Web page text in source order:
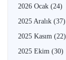
2026 Ocak (24)
2025 Aralık (37)
2025 Kasım (22)
2025 Ekim (30)